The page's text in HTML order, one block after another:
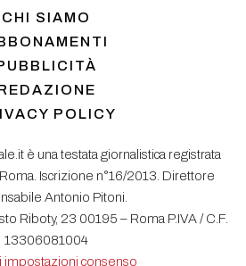
CHI SIAMO
POLICY
è una testata giornalistica registrata
Iscrizione n°16/2013. Direttore
Antonio Pitoni.
Riboty, 23 00195 – Roma P.IVA / C.F.
13306081004
impostazioni consenso